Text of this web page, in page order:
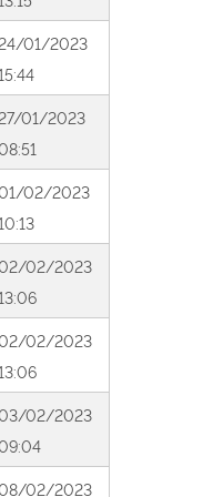
24/01/2023
27/01/2023
02/2023
02/2023
02/2023
02/2023
02/2023